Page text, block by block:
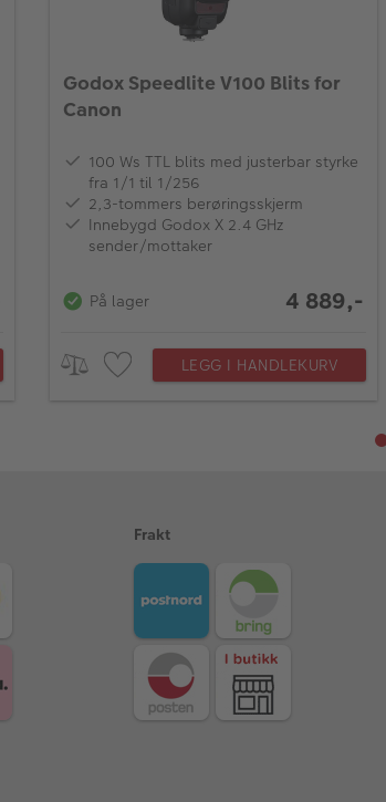
Godox Speedlite V100 Blits for
Canon
100 Ws TTL blits med justerbar styrke
fra 1/1 til 1/256
2,3-tommers berøringsskjerm
Innebygd Godox X 2.4 GHz
sender/mottaker
På lager 4 889,-
LEGG I HANDLEKURV
Frakt